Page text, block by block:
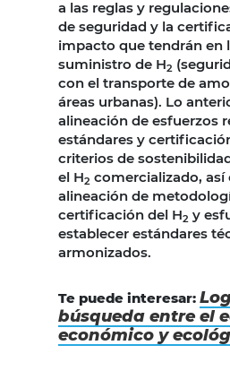
a las reglas y
de seguridad y la
impacto que tendrán en
suministro de H2
con el transporte de
áreas urbanas). Lo
alineación de esfuerzos
estándares y
criterios de
el H2 comercializado, así
alineación de
certificación del H2 y
establecer estándares
armonizados.
Te puede interesar:
búsqueda entre el
económico y